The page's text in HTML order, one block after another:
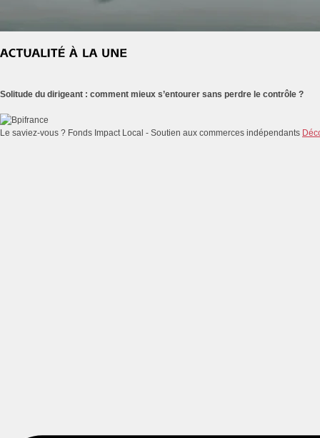
Solitude du dirigeant : comment mieux s’entourer sans perdre le contrôle ?
Le saviez-vous ? Fonds Impact Local - Soutien aux commerces indépendants